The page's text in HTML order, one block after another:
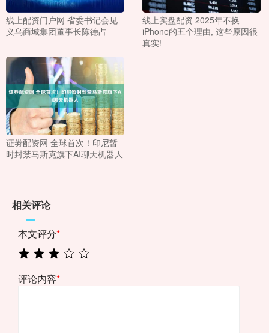
线上配资门户网 省委书记会见
义乌商城集团董事长陈德占
线上实盘配资 2025年不换
iPhone的五个理由, 这些原因很
真实!
证劵配资网 全球首次！印尼暂
时封禁马斯克旗下AI聊天机器人
相关评论
本文评分*
评论内容*